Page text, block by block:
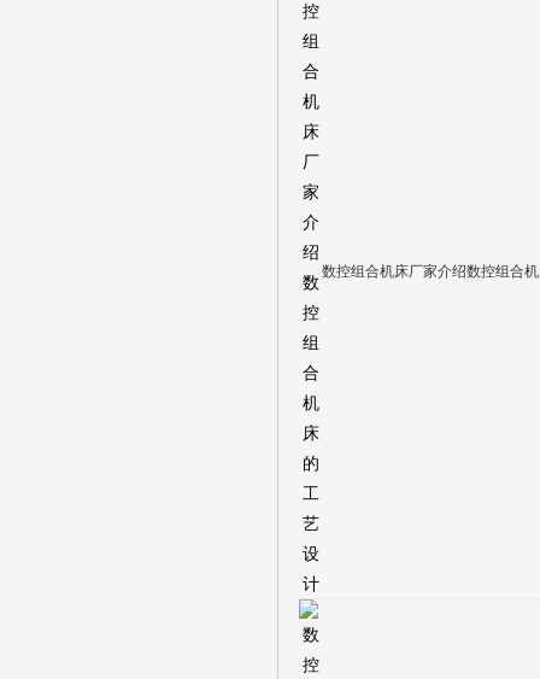
数控组合机床厂家介绍数控组合